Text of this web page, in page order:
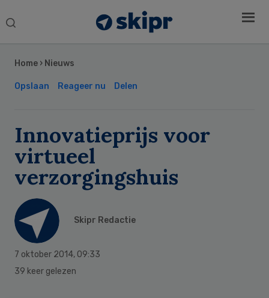
Search
Home › Nieuws
Opslaan Reageer nu Delen
Innovatieprijs voor
virtueel
verzorgingshuis
Skipr Redactie
7 oktober 2014, 09:33
39 keer gelezen
Sidebar